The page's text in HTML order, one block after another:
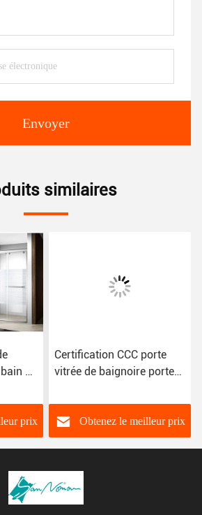
Envoyer
similaires
de
prix
Certification CCC porte
vitrée de baignoire porte
sanitaire LA23-005
Obtenez le meilleur prix